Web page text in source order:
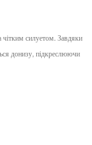
чітким силуетом. Завдяки
донизу, підкреслюючи